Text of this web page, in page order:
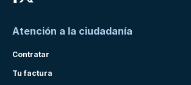
Atención a la ciudadanía
Contratar
Tu factura